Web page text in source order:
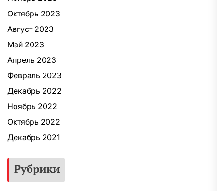
Октябрь 2023
Август 2023
Май 2023
Апрель 2023
Февраль 2023
Декабрь 2022
Ноябрь 2022
Октябрь 2022
Декабрь 2021
Рубрики